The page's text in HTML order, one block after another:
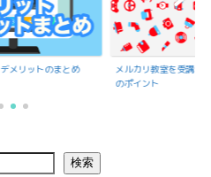
メリットのまとめ
メルカリ教室を受講で
のポイント
検索